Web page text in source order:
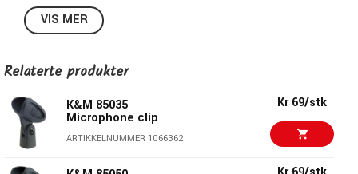
Lagets av elastisk, høykvalitets plast. Passer mikrofoner
med en diameter på 28 - 34mm.
mikrofonstativ med både 3/8"- og 5/8"-gjenge.
Spesifikasjoner 85055:
Inkluderer reduksjongs-gjenge 3/8" - 5/8" i plast
Passer mikrofoner med en diameter på 28 - 34mm
VIS MER
Relaterte produkter
K&M 85035
Microphone clip
ARTIKKELNUMMER 1066362
Kr 69/stk